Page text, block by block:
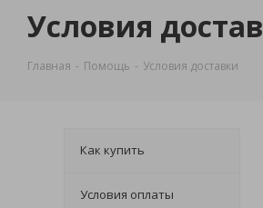
Условия
Главная - Помощь - Условия доставки
Как купить
Условия оплаты